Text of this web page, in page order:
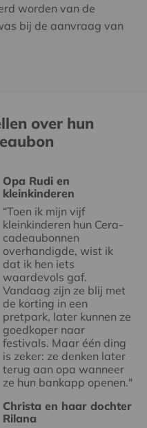
worden van de
bij de aanvraag van
over hun
Opa Rudi en
kleinkinderen
“Toen ik mijn vijf
kleinkinderen hun Cera-
cadeaubonnen
overhandigde, wist ik
dat ik hen iets
waardevols gaf.
Vandaag zijn ze blij met
de korting in een
pretpark, later kunnen ze
goedkoper naar
festivals. Maar één ding
is zeker: ze denken later
terug aan opa wanneer
ze hun bankapp openen."
Christa en haar dochter
Rilana